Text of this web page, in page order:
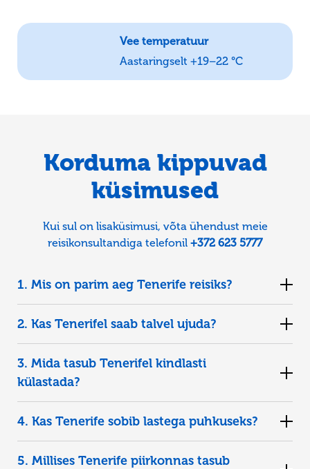
Vee temperatuur
Aastaringselt +19–22 °C
Korduma kippuvad
küsimused
Kui sul on lisaküsimusi, võta ühendust meie
reisikonsultandiga telefonil +372 623 5777
1. Mis on parim aeg Tenerife reisiks?
2. Kas Tenerifel saab talvel ujuda?
3. Mida tasub Tenerifel kindlasti
külastada?
4. Kas Tenerife sobib lastega puhkuseks?
5. Millises Tenerife piirkonnas tasub